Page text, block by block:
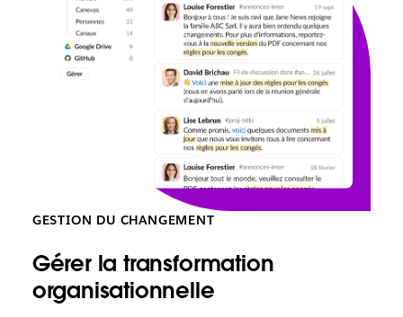
GESTION DU CHANGEMENT
Gérer la transformation
organisationnelle